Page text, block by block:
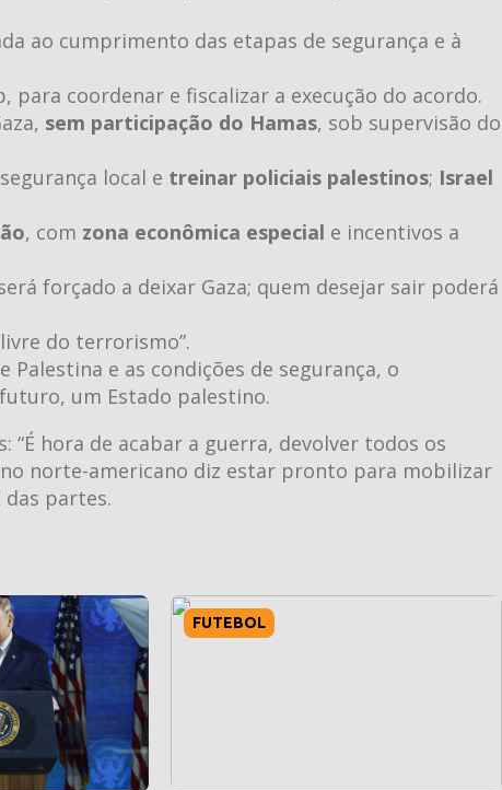
ao cumprimento das etapas de segurança e à
para coordenar e fiscalizar a execução do acordo.
sem participação do Hamas, sob supervisão do
local e treinar policiais palestinos; Israel
, com zona econômica especial e incentivos a
forçado a deixar Gaza; quem desejar sair poderá
do terrorismo”.
e as condições de segurança, o
um Estado palestino.
hora de acabar a guerra, devolver todos os
norte-americano diz estar pronto para mobilizar
partes.
FUTEBOL